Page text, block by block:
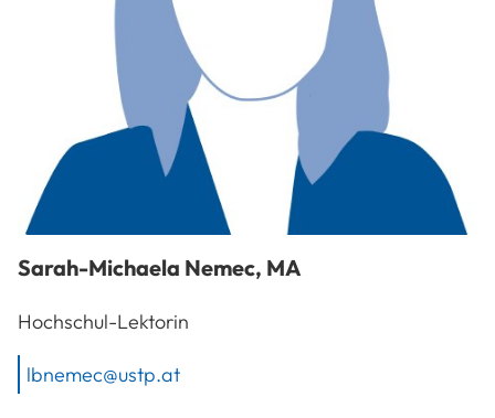
Sarah-Michaela Nemec, MA
Hochschul-Lektorin
lbnemec@ustp.at